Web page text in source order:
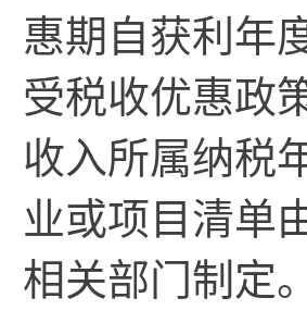
惠期自获利年
受税收优惠政
收入所属纳税
业或项目清单
相关部门制定。